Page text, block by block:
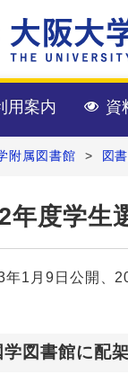
用案内 資
附属図書館 > 図
年度学生
年1月9日公開、
学図書館に配